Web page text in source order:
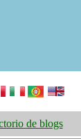
de blogs